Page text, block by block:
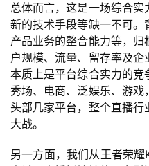
奖
7
月
3
总体而言，这是一场综合实
新的技术手段等缺一不可
产品业务的整合能力等，归
户规模、流量、留存率及企
本质上是平台综合实力的
秀场、电商、泛娱乐、游
头部几家平台，整个直播
大战。
另一方面，我们从王者荣